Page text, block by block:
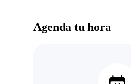
Agenda tu hora